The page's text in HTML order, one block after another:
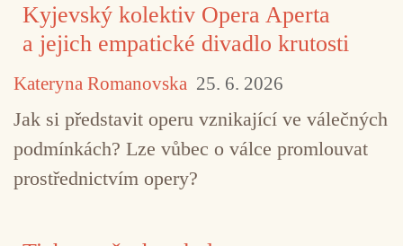
Kyjevský kolektiv Opera Aperta
a jejich empatické divadlo krutosti
Kateryna Romanovska 25. 6. 2026
Jak si představit operu vznikající ve válečných
podmínkách? Lze vůbec o válce promlouvat
prostřednictvím opery?